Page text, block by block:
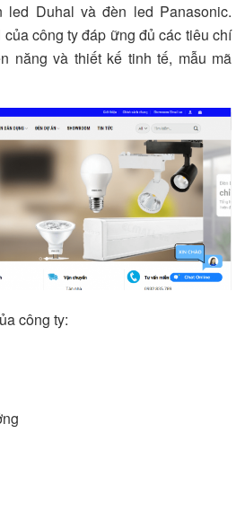
led Duhal và đèn led Panasonic.
công ty đáp ững đủ các tiêu chí
năng và thiết kế tinh tế, mẫu mã
công ty: